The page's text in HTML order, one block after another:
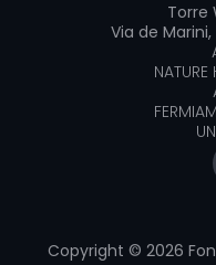
Torre
Via de Marini,
Copyright © 2026